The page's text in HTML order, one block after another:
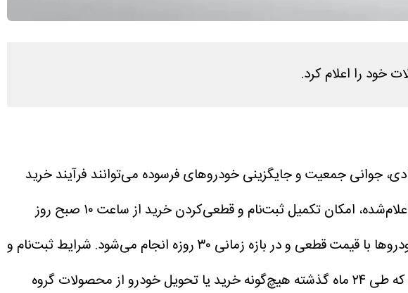
خود را اعلام کرد.
جوانی جمعیت و جایگزینی خودروهای فرسوده می‌توانند فرآیند خرید
طبق برنامه اعلام‌شده، امکان تکمیل ثبت‌نام و قطعی‌کردن خرید از ساعت ۱۰ صبح روز
شرایط ثبت‌نام و
در این مرحله از فروش، متقاضیان طرح عادی تنها در صورتی امکان تکمیل وجه دارند که طی ۲۴ ماه گذشته هیچ‌گونه خرید یا تحویل خودرو از محصولات گروه